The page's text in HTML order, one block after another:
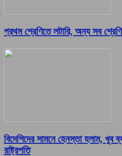
প্রথম শ্রেণিতে লটারি, অন্য সব
বিদেশিদের সামনে হেনস্তা হলাম, খুব
রাষ্ট্রপতি